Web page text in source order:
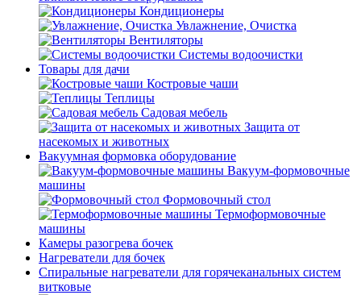
Кондиционеры
Увлажнение, Очистка
Вентиляторы
Системы водоочистки
Товары для дачи
Костровые чаши
Теплицы
Садовая мебель
Защита от
насекомых и животных
Вакуумная формовка оборудование
Вакуум-формовочные
машины
Формовочный стол
Термоформовочные
машины
Камеры разогрева бочек
Нагреватели для бочек
Спиральные нагреватели для горячеканальных систем
витковые